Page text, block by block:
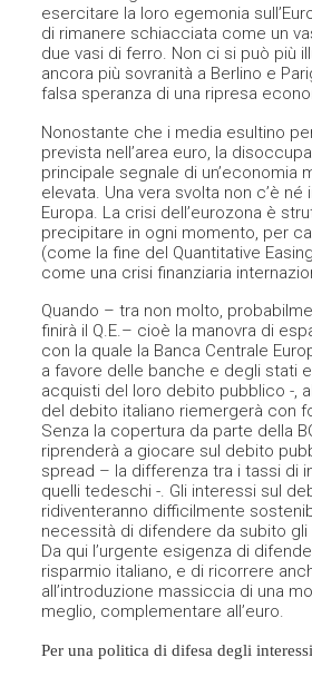
esercitare la loro egemonia
di rimanere schiacciata come un
due vasi di ferro. Non ci si può più
ancora più sovranità a Berlino e
falsa speranza di una ripresa
Nonostante che i media esultino
prevista nell’area euro, la
principale segnale di un’economia
elevata. Una vera svolta non c’è né
Europa. La crisi dell’eurozona è
precipitare in ogni momento, per
(come la fine del Quantitative
come una crisi finanziaria
Quando – tra non molto,
finirà il Q.E.– cioè la manovra di
con la quale la Banca Centrale
a favore delle banche e degli stati
acquisti del loro debito pubblico -,
del debito italiano riemergerà con
Senza la copertura da parte della
riprenderà a giocare sul debito
spread – la differenza tra i tassi di
quelli tedeschi -. Gli interessi sul
ridiventeranno difficilmente
necessità di difendere da subito gli
Da qui l’urgente esigenza di
risparmio italiano, e di ricorrere
all’introduzione massiccia di una
meglio, complementare all’euro.
Per una politica di difesa degli